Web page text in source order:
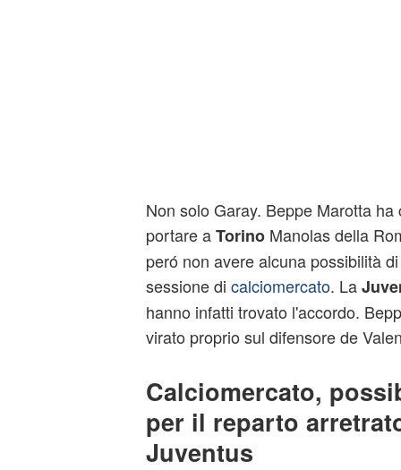
Non solo Garay. Beppe Marotta
portare aTorinoManolas della
peró non avere alcuna possibilità
sessione di calciomercato. La
hanno infatti trovato l'accordo.
virato proprio sul difensore de
Calciomercato,
per il reparto
Juventus